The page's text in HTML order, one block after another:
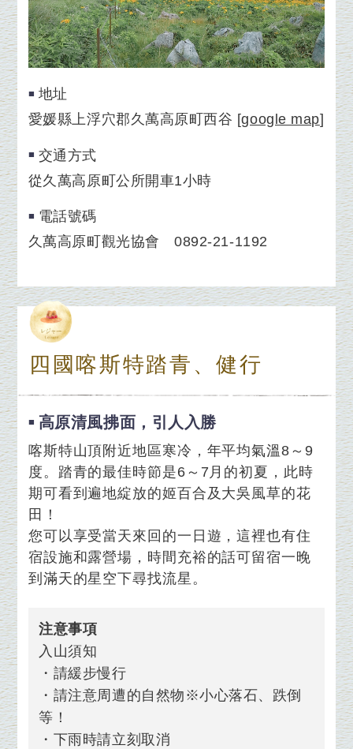
地址
愛媛縣上浮穴郡久萬高原町西谷 [google map]
交通方式
從久萬高原町公所開車1小時
電話號碼
久萬高原町觀光協會 0892-21-1192
四國喀斯特踏青、健行
高原清風拂面，引人入勝
喀斯特山頂附近地區寒冷，年平均氣溫8～9
度。踏青的最佳時節是6～7月的初夏，此時
期可看到遍地綻放的姬百合及大吳風草的花
田！
您可以享受當天來回的一日遊，這裡也有住
宿設施和露營場，時間充裕的話可留宿一晚
到滿天的星空下尋找流星。
注意事項
入山須知
・請緩步慢行
・請注意周遭的自然物※小心落石、跌倒
等！
・下雨時請立刻取消